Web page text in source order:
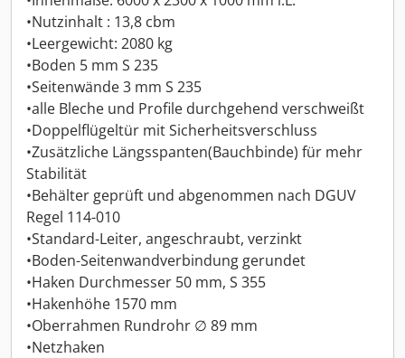
•Nutzinhalt : 13,8 cbm
•Leergewicht: 2080 kg
•Boden 5 mm S 235
•Seitenwände 3 mm S 235
•alle Bleche und Profile durchgehend verschweißt
•Doppelflügeltür mit Sicherheitsverschluss
•Zusätzliche Längsspanten(Bauchbinde) für mehr
Stabilität
•Behälter geprüft und abgenommen nach DGUV
Regel 114-010
•Standard-Leiter, angeschraubt, verzinkt
•Boden-Seitenwandverbindung gerundet
•Haken Durchmesser 50 mm, S 355
•Hakenhöhe 1570 mm
•Oberrahmen Rundrohr ∅ 89 mm
•Netzhaken